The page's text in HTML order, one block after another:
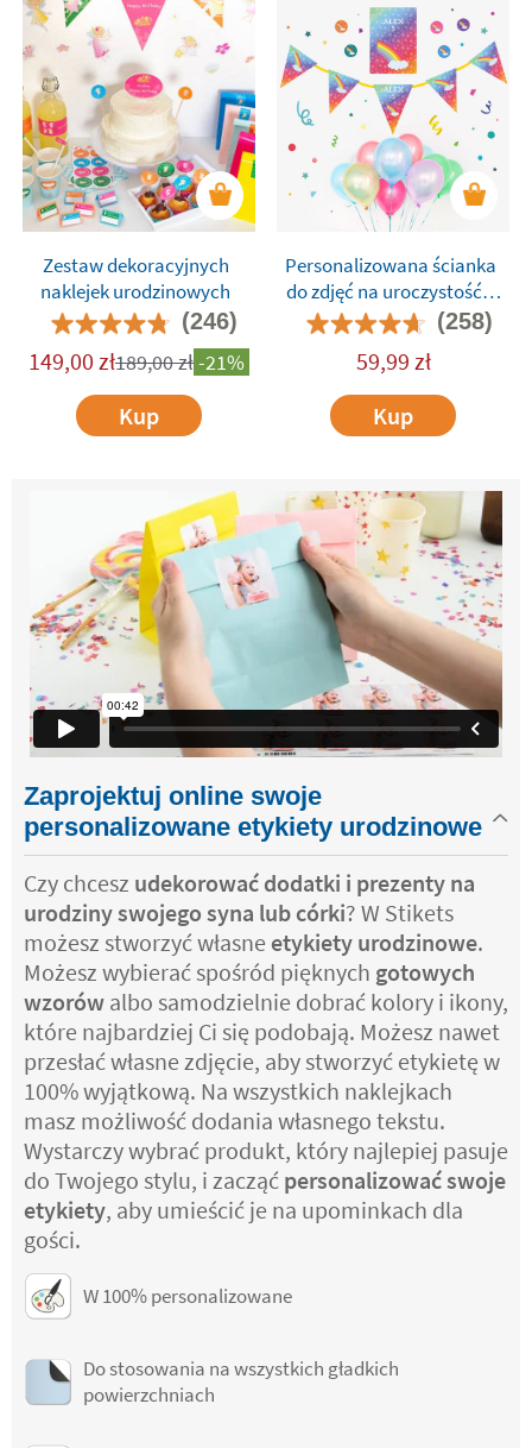
Zestaw dekoracyjnych
naklejek urodzinowych
(246)
149,00 zł189,00zł-21%
Kup
Personalizowana ścianka
do zdjęć na uroczystość z
ikonami (258)
59,99 zł
Kup
Zaprojektuj online swoje
personalizowane etykiety urodzinowe
Czy chcesz udekorować dodatki i prezenty na
urodziny swojego syna lub córki? W Stikets
możesz stworzyć własne etykiety urodzinowe.
Możesz wybierać spośród pięknych gotowych
wzorów albo samodzielnie dobrać kolory i ikony,
które najbardziej Ci się podobają. Możesz nawet
przesłać własne zdjęcie, aby stworzyć etykietę w
100% wyjątkową. Na wszystkich naklejkach
masz możliwość dodania własnego tekstu.
Wystarczy wybrać produkt, który najlepiej pasuje
do Twojego stylu, i zacząć personalizować swoje
etykiety, aby umieścić je na upominkach dla
gości.
W 100% personalizowane
Do stosowania na wszystkich gładkich
powierzchniach